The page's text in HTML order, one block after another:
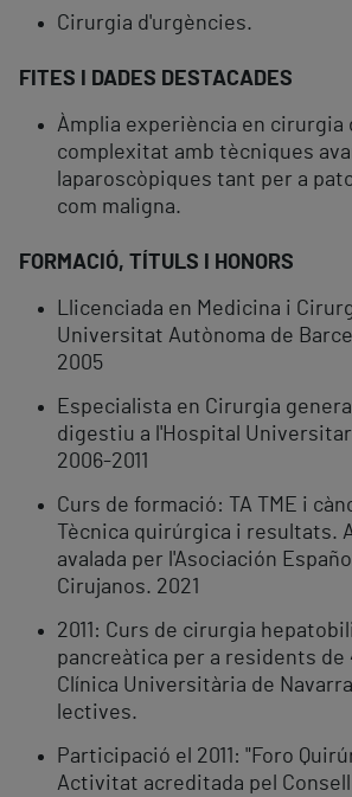
Cirurgia d'urgències.
FITES I DADES DESTACADES
Àmplia experiència en cirurgia
complexitat amb tècniques
laparoscòpiques tant per a
com maligna.
FORMACIÓ, TÍTULS I HONORS
Llicenciada en Medicina i
Universitat Autònoma de
2005
Especialista en Cirurgia
digestiu a l'Hospital
2006-2011
Curs de formació: TA TME i
Tècnica quirúrgica i resultats.
avalada per l'Asociación
Cirujanos. 2021
2011: Curs de cirurgia
pancreàtica per a residents de
Clínica Universitària de
lectives.
Participació el 2011: "Foro
Activitat acreditada pel Consell